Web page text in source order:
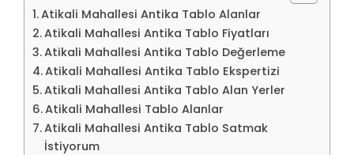
Atikali Mahallesi Antika Tablo Alanlar
Atikali Mahallesi Antika Tablo Fiyatları
Atikali Mahallesi Antika Tablo Değerleme
Atikali Mahallesi Antika Tablo Ekspertizi
Atikali Mahallesi Antika Tablo Alan Yerler
Atikali Mahallesi Tablo Alanlar
Atikali Mahallesi Antika Tablo Satmak
İstiyorum